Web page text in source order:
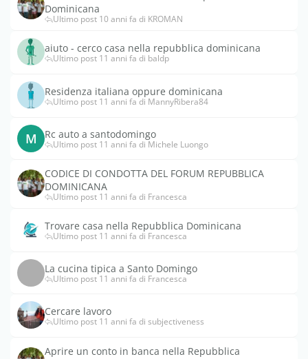
Dominicana
Ultimo post 10 anni fa di KROMAN
aiuto - cerco casa nella repubblica dominicana
Ultimo post 11 anni fa di baldp
Residenza italiana oppure dominicana
Ultimo post 11 anni fa di MannyRibera84
M Rc auto a santodomingo
Ultimo post 11 anni fa di Michele Luongo
CODICE DI CONDOTTA DEL FORUM REPUBBLICA
DOMINICANA
Ultimo post 11 anni fa di Francesca
Trovare casa nella Repubblica Dominicana
Ultimo post 11 anni fa di Francesca
La cucina tipica a Santo Domingo
Ultimo post 11 anni fa di Francesca
Cercare lavoro
Ultimo post 11 anni fa di subjectiveness
Aprire un conto in banca nella Repubblica